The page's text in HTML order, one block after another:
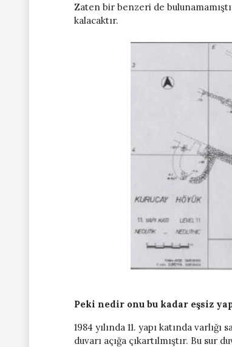
Zaten bir benzeri de
kalacaktır.
Peki nedir onu bu kadar eşsiz
1984 yılında 11. yapı katında
duvarı açığa çıkartılmıştır. Bu sur